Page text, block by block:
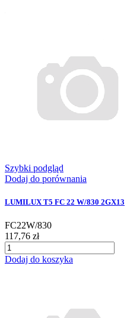
Szybki podgląd
Dodaj do porównania
LUMILUX T5 FC 22 W/830 2GX13
FC22W/830
117,76 zł
Dodaj do koszyka